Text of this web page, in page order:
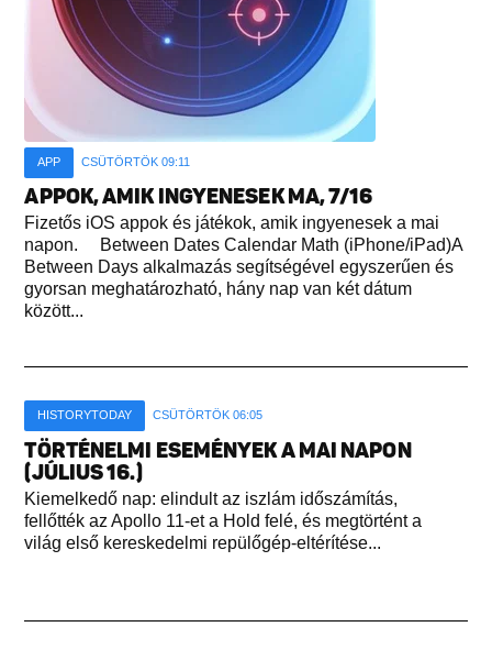
APP CSÜTÖRTÖK 09:11
APPOK, AMIK INGYENESEK MA, 7/16
Fizetős iOS appok és játékok, amik ingyenesek a mai
napon. Between Dates Calendar Math (iPhone/iPad)A
Between Days alkalmazás segítségével egyszerűen és
gyorsan meghatározható, hány nap van két dátum
között...
HISTORYTODAY CSÜTÖRTÖK 06:05
TÖRTÉNELMI ESEMÉNYEK A MAI NAPON
(JÚLIUS 16.)
Kiemelkedő nap: elindult az iszlám időszámítás,
fellőtték az Apollo 11-et a Hold felé, és megtörtént a
világ első kereskedelmi repülőgép-eltérítése...